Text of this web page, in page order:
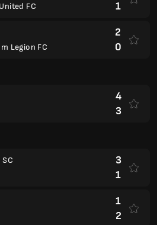
1
1
2
SC
1
1
Switchbacks FC
4
1
3
1